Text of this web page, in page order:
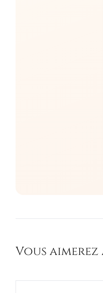
Vous aimerez